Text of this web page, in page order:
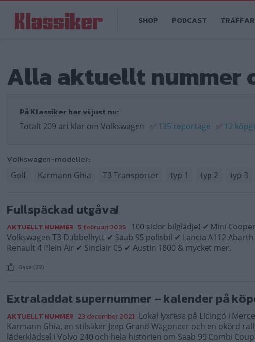
huvudinnehåll
navigation
SHOP PODCAST TRÄFFAR
Alla aktuellt nummer
På Klassiker har vi just nu:
Totalt 209 artiklar om Volkswagen ✅ 135 reportage ✅ 12
Volkswagen-modeller:
Golf Karmann Ghia T3 Transporter typ 1 typ 2 typ 3
Fullspäckad utgåva!
AKTUELLT NUMMER 5 februari 2025
100 sidor bilglädje! ✔ Mini
Volkswagen T3 Dubbelhytt ✔ Saab 95 polisbil ✔ Lancia A112
Renault 4 Plein Air ✔ Sinclair C5 ✔ Austin 1800 & mycket mer.
Gasa (22)
Extraladdat supernummer – kalender på
AKTUELLT NUMMER 23 december 2021 Lokal lyxresa på Lidingö i
Karmann Ghia, en stilsäker Jeep Grand Wagoneer och en okörd
läderklädsel i Volvo 240 och hela historien om Saab 99 Combi